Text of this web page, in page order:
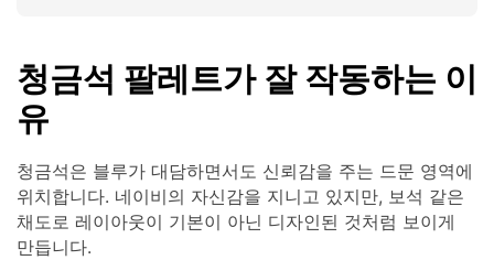
청금석 팔레트가 잘 작동하는 이
유
청금석은 블루가 대담하면서도 신뢰감을 주는 드문 영역에
위치합니다. 네이비의 자신감을 지니고 있지만, 보석 같은
채도로 레이아웃이 기본이 아닌 디자인된 것처럼 보이게
만듭니다.